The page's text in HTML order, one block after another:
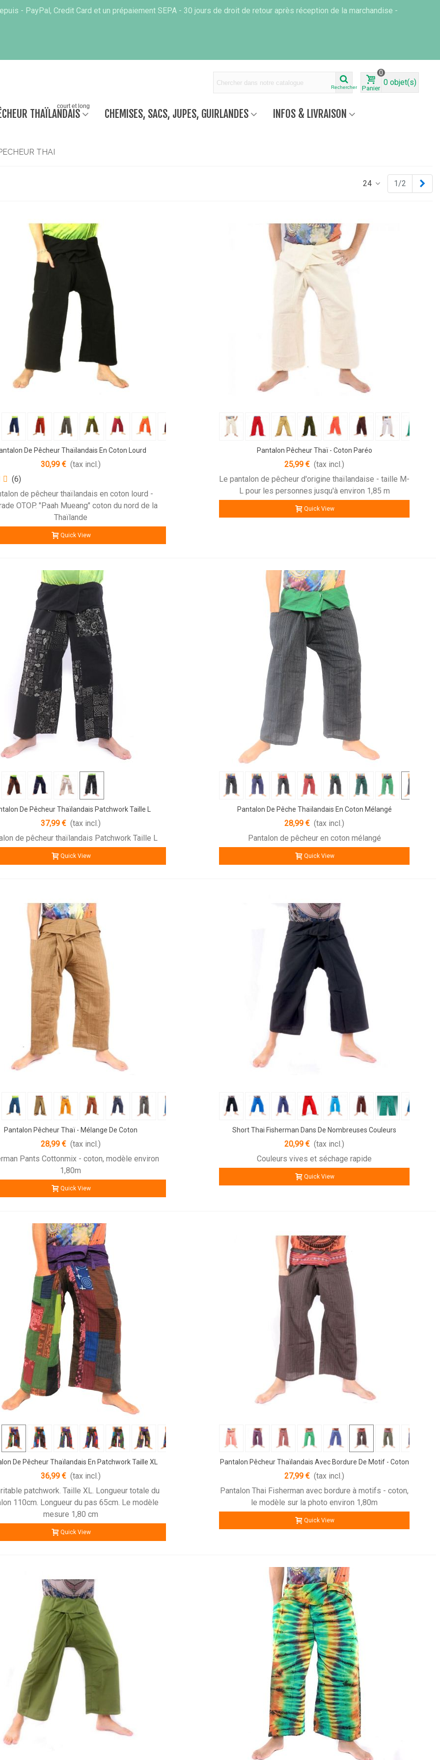
- PayPal, Credit Card et un prépaiement SEPA - 30 jours de droit de retour après réception de la marchandise -
Rechercher Panier
0
0 objet(s)
THAÏLANDAIS
court et long
CHEMISES, SACS, JUPES, GUIRLANDES INFOS & LIVRAISON
THAI
24 1/2
De Pêcheur Thaïlandais En Coton Lourd
30,99 € (tax incl.)
(6)
de pêcheur thaïlandais en coton lourd -
OTOP. "Paah Mueang" coton du nord de la
Thaïlande
Quick View
Pantalon Pêcheur Thaï - Coton Paréo
25,99 € (tax incl.)
Le pantalon de pêcheur d'origine thaïlandaise - taille M-
L pour les personnes jusqu'à environ 1,85 m
Quick View
De Pêcheur Thaïlandais Patchwork Taille L
37,99 € (tax incl.)
de pêcheur thaïlandais Patchwork Taille L
Quick View
Pantalon De Pêche Thaïlandais En Coton Mélangé
28,99 € (tax incl.)
Pantalon de pêcheur en coton mélangé
Quick View
Pantalon Pêcheur Thaï - Mélange De Coton
28,99 € (tax incl.)
Pants Cottonmix - coton, modèle environ
1,80m
Quick View
Short Thai Fisherman Dans De Nombreuses Couleurs
20,99 € (tax incl.)
Couleurs vives et séchage rapide
Quick View
De Pêcheur Thaïlandais En Patchwork Taille XL
36,99 € (tax incl.)
patchwork. Taille XL. Longueur totale du
110cm. Longueur du pas 65cm. Le modèle
mesure 1,80 cm
Quick View
Pantalon Pêcheur Thaïlandais Avec Bordure De Motif - Coton
27,99 € (tax incl.)
Pantalon Thai Fisherman avec bordure à motifs - coton,
le modèle sur la photo environ 1,80m
Quick View